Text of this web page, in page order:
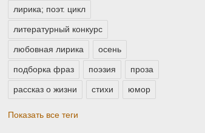
лирика; поэт. цикл
литературный конкурс
любовная лирика осень
подборка фраз поэзия проза
рассказ о жизни стихи юмор
Показать все теги